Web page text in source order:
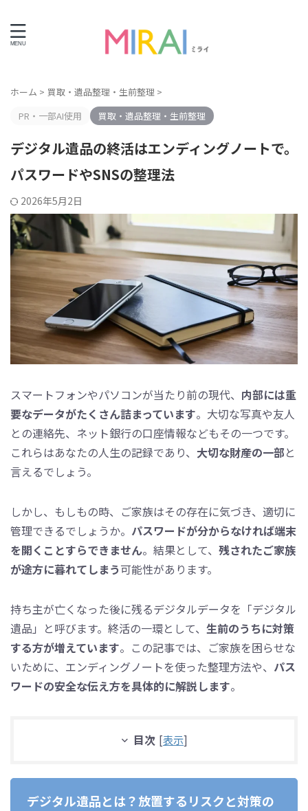
ホーム > 買取・遺品整理・生前整理 >
PR・一部AI使用
買取・遺品整理・生前整理
デジタル遺品の終活はエンディングノートで。
パスワードやSNSの整理法
2026年5月2日
スマートフォンやパソコンが当たり前の現代、 内部には重
要なデータがたくさん詰まっています。大切な写真や友人
との連絡先、ネット銀行の口座情報などもその一つです。
これらはあなたの人生の記録であり、 大切な財産の一部と
言えるでしょう。
しかし、もしもの時、ご家族はその存在に気づき、適切に
管理できるでしょうか。 パスワードが分からなければ端末
を開くことすらできません。結果として、 残されたご家族
が途方に暮れてしまう可能性があります。
持ち主が亡くなった後に残るデジタルデータを「デジタル
遺品」と呼びます。終活の一環として、 生前のうちに対策
する方が増えています。この記事では、ご家族を困らせな
いために、エンディングノートを使った整理方法や、 パス
ワードの安全な伝え方を具体的に解説します。
目次 [表示]
デジタル遺品とは？放置するリスクと対策の